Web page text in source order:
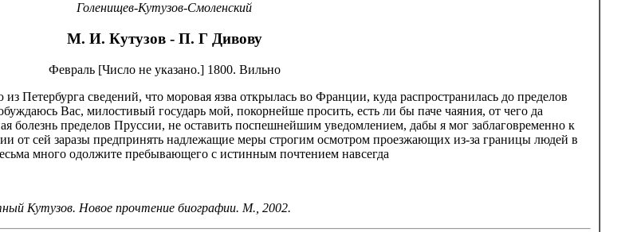
Голенищев-Кутузов-Смоленский
М. И. Кутузов - П. Г Дивову
Февраль [Число не указано.] 1800. Вильно
Петербурга сведений, что моровая язва открылась во Франции, куда распространилась до пределов
Вас, милостивый государь мой, покорнейше просить, есть ли бы паче чаяния, от чего да
болезнь пределов Пруссии, не оставить поспешнейшим уведомлением, дабы я мог заблаговременно к
от сей заразы предпринять надлежащие меры строгим осмотром проезжающих из-за границы людей в
много одолжите пребывающего с истинным почтением навсегда
Кутузов. Новое прочтение биографии. М., 2002.